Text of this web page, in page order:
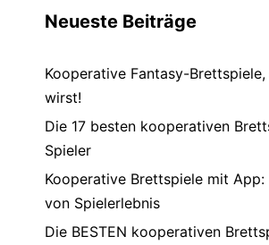
Neueste Beiträge
Kooperative Fantasy-
wirst!
Die 17 besten kooperativen
Spieler
Kooperative Brettspiele mit App:
von Spielerlebnis
Die BESTEN kooperativen